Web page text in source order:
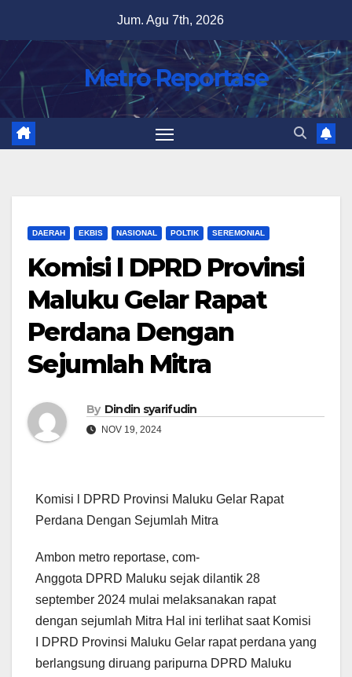
content
Jum. Agu 7th, 2026
Metro Reportase
DAERAH EKBIS NASIONAL POLTIK SEREMONIAL
Komisi l DPRD Provinsi
Maluku Gelar Rapat
Perdana Dengan
Sejumlah Mitra
By Dindin syarifudin
NOV 19, 2024
Komisi l DPRD Provinsi Maluku Gelar Rapat
Perdana Dengan Sejumlah Mitra
Ambon metro reportase, com-
Anggota DPRD Maluku sejak dilantik 28
september 2024 mulai melaksanakan rapat
dengan sejumlah Mitra Hal ini terlihat saat Komisi
I DPRD Provinsi Maluku Gelar rapat perdana yang
berlangsung diruang paripurna DPRD Maluku